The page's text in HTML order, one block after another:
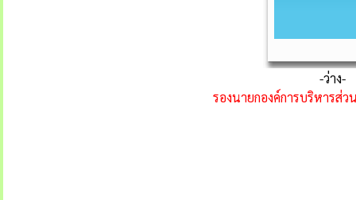
-ว่าง-
รองนายกองค์การบริหารส่